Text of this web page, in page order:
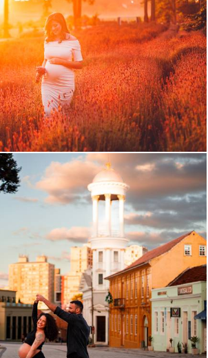
1640 0
161 0